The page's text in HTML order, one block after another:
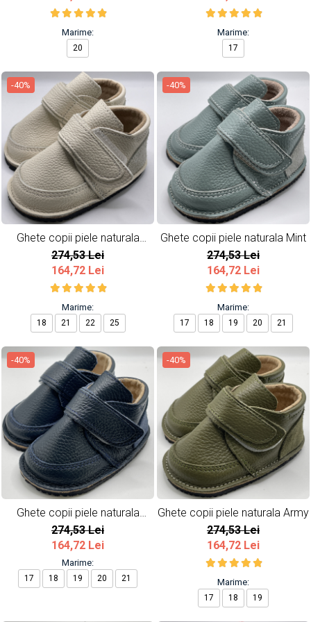
Marime:
20
Marime:
17
-40%
Ghete copii piele naturala
Ivoire
274,53 Lei
164,72 Lei
Marime:
18 21 22 25
-40%
Ghete copii piele naturala Mint
274,53 Lei
164,72 Lei
Marime:
17 18 19 20 21
-40%
Ghete copii piele naturala
Bleumarin
274,53 Lei
164,72 Lei
Marime:
17 18 19 20 21
-40%
Ghete copii piele naturala Army
274,53 Lei
164,72 Lei
Marime:
17 18 19